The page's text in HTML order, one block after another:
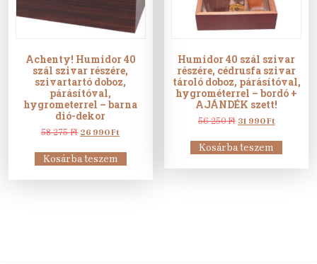
Achenty! Humidor 40
szál szivar részére,
szivartartó doboz,
párásítóval,
hygrometerrel – barna
dió-dekor
58 275Ft Original
was:
58
26 990FtCurrent
is:
26
Kosárba teszem
Humidor 40 szál szivar
részére, cédrusfa szivar
tároló doboz, párásítóval,
hygrométerrel – bordó +
AJÁNDÉK szett!
56 250Ft Original
was:
56
31 990FtCurrent
is:
31
Kosárba teszem